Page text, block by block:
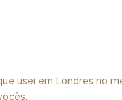
usei em Londres no